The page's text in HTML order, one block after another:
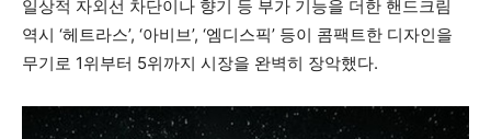
일상적 자외선 차단이나 향기 등 부가 기능을 더한 핸드크림
역시 ‘헤트라스’, ‘아비브’, ‘엠디스픽’ 등이 콤팩트한 디자인을
무기로 1위부터 5위까지 시장을 완벽히 장악했다.